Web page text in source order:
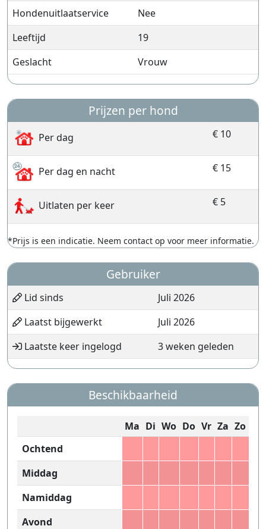
Hondenuitlaatservice
Nee
Leeftijd
19
Geslacht
Vrouw
Prijzen per hond
Per dag € 10
Per dag en nacht € 15
Uitlaten per keer € 5
*Prijs is een indicatie. Neem contact op voor meer informatie.
Gebruiker
Lid sinds
Juli 2026
Laatst bijgewerkt
Juli 2026
Laatste keer ingelogd
3 weken geleden
Beschikbaarheid
Ma Di Wo Do Vr Za Zo
Ochtend
Middag
Namiddag
Avond